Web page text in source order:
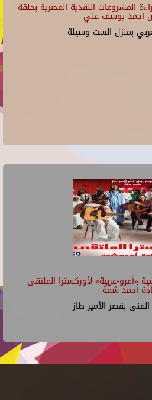
المشروعات النقدية المصرية بحلقة
أحمد يوسف علي
بمنزل الست وسيلة
«أفرو-عربية» لأوركسترا الملتقى
أحمد شمة
الفنى بقصر الأمير طاز